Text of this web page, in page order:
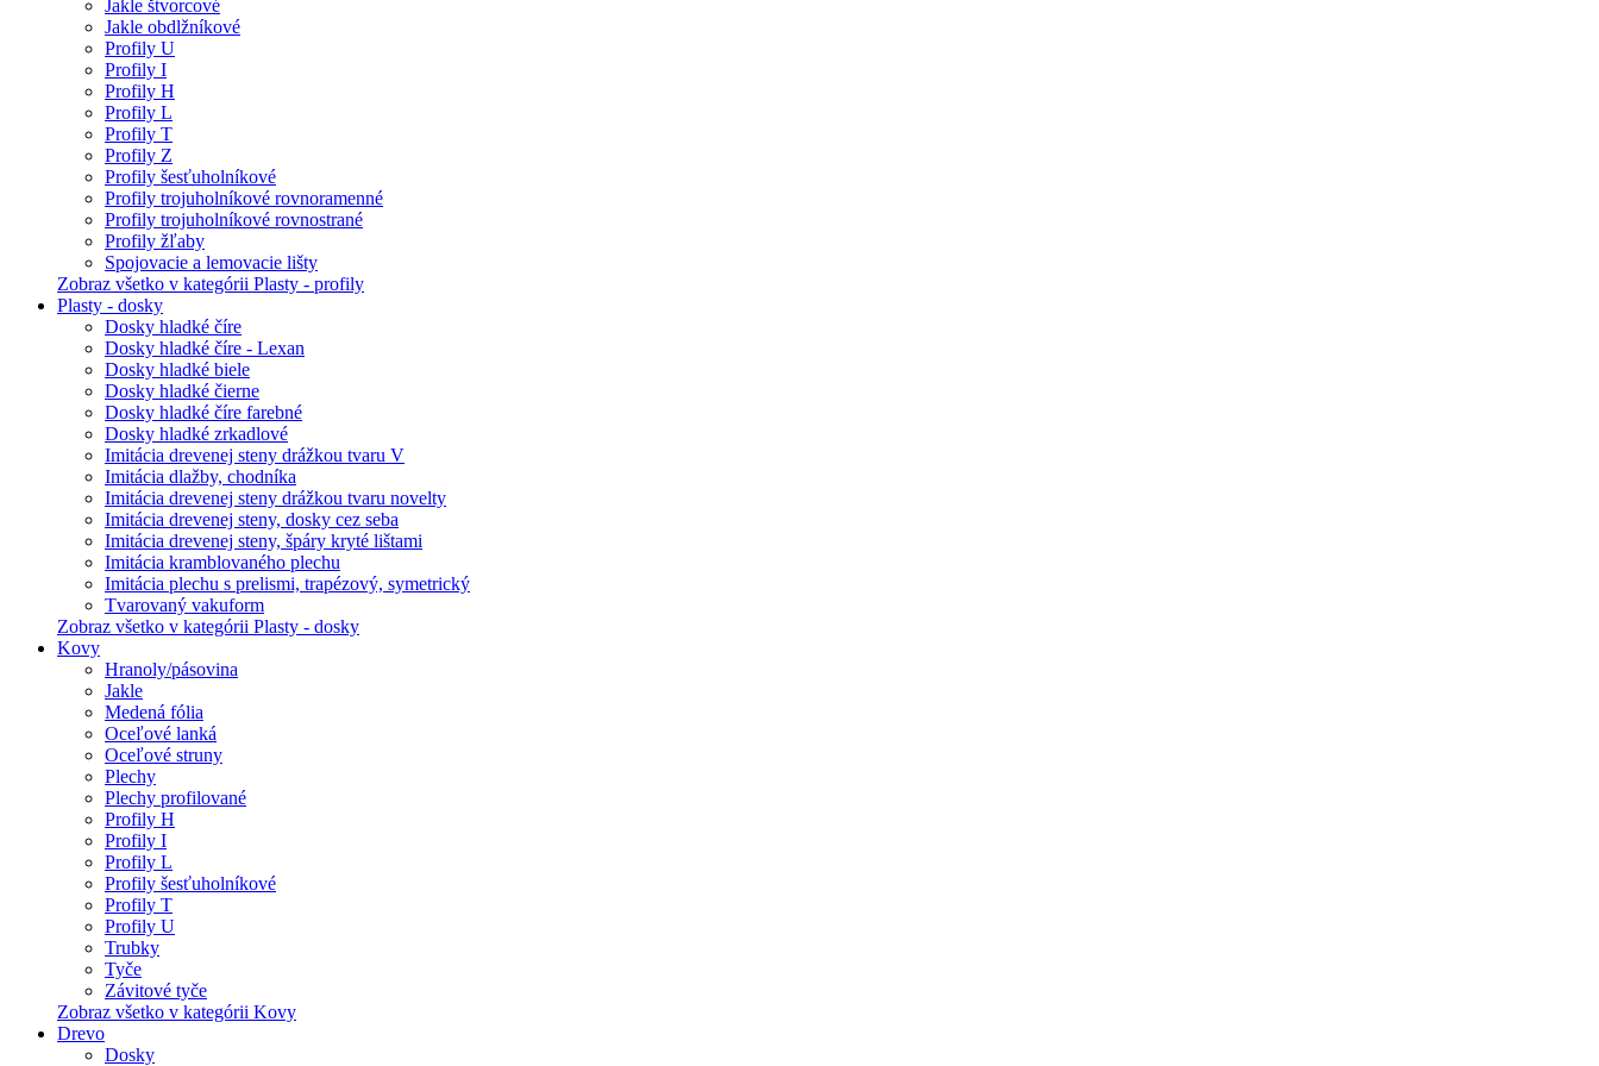
Jakle štvorcové
Jakle obdlžníkové
Profily U
Profily I
Profily H
Profily L
Profily T
Profily Z
Profily šesťuholníkové
Profily trojuholníkové rovnoramenné
Profily trojuholníkové rovnostrané
Profily žľaby
Spojovacie a lemovacie lišty
Zobraz všetko v kategórii Plasty - profily
Plasty - dosky
Dosky hladké číre
Dosky hladké číre - Lexan
Dosky hladké biele
Dosky hladké čierne
Dosky hladké číre farebné
Dosky hladké zrkadlové
Imitácia drevenej steny drážkou tvaru V
Imitácia dlažby, chodníka
Imitácia drevenej steny drážkou tvaru novelty
Imitácia drevenej steny, dosky cez seba
Imitácia drevenej steny, špáry kryté lištami
Imitácia kramblovaného plechu
Imitácia plechu s prelismi, trapézový, symetrický
Tvarovaný vakuform
Zobraz všetko v kategórii Plasty - dosky
Kovy
Hranoly/pásovina
Jakle
Medená fólia
Oceľové lanká
Oceľové struny
Plechy
Plechy profilované
Profily H
Profily I
Profily L
Profily šesťuholníkové
Profily T
Profily U
Trubky
Tyče
Závitové tyče
Zobraz všetko v kategórii Kovy
Drevo
Dosky